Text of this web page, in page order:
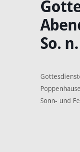
So.
Sonn- und